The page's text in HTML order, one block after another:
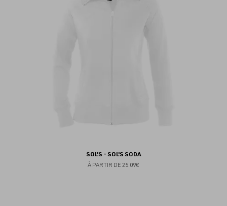
SOL'S - SOL'S SODA
À PARTIR DE 25.09€